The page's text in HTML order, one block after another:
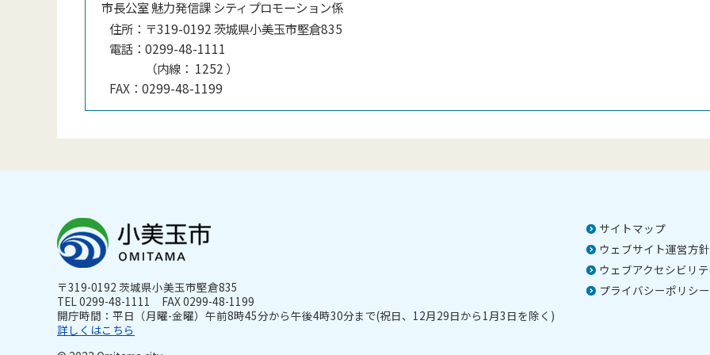
市長公室 魅力発信課 シティプロモーション係
住所： 〒319-0192 茨城県小美玉市堅倉835
電話： 0299-48-1111
（内線 ： 1252 ）
FAX： 0299-48-1199
サイトマップ
ウェブサイト運営方針
ウェブアクセシビリ
プライバシーポリシー
〒319-0192 茨城県小美玉市堅倉835
TEL 0299-48-1111 FAX 0299-48-1199
開庁時間：平日（月曜-金曜）午前8時45分から午後4時30分まで(祝日、12月29日から1月3日を除く)
詳しくはこちら